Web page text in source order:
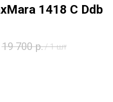
1418 C Ddb
19 700 р./1 шт